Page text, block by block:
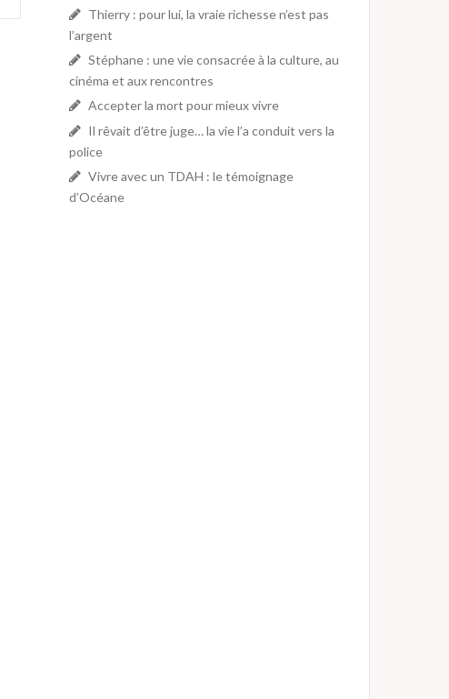
Thierry : pour lui, la vraie richesse n’est pas
l’argent
Stéphane : une vie consacrée à la culture, au
cinéma et aux rencontres
Accepter la mort pour mieux vivre
Il rêvait d’être juge… la vie l’a conduit vers la
police
Vivre avec un TDAH : le témoignage
d’Océane